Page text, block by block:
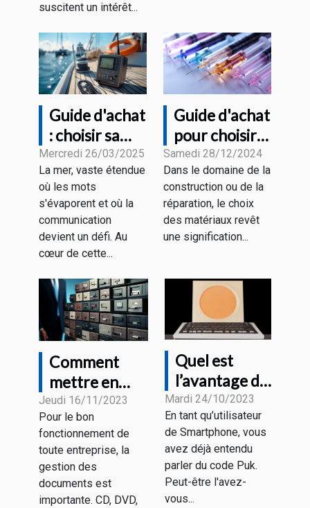
suscitent un intérêt...
Guide d'achat
: choisir sa
radio VHF
marine en
fonction de
ses besoins
Mercredi 26/03/2025
La mer, vaste étendue
où les mots
s'évaporent et où la
communication
devient un défi. Au
cœur de cette...
Guide d'achat
pour choisir
les meilleures
aiguilles en
fibre de verre
et recharges
Samedi 28/12/2024
Dans le domaine de la
construction ou de la
réparation, le choix
des matériaux revêt
une signification...
Comment
mettre en
place un
meilleur
système
d'archivage
électronique ?
Jeudi 16/11/2023
Pour le bon
fonctionnement de
toute entreprise, la
gestion des
documents est
importante. CD, DVD,
Quel est
l’avantage du
code Puk et
où le trouver
?
Mardi 24/10/2023
En tant qu’utilisateur
de Smartphone, vous
avez déjà entendu
parler du code Puk.
Peut-être l'avez-
vous...